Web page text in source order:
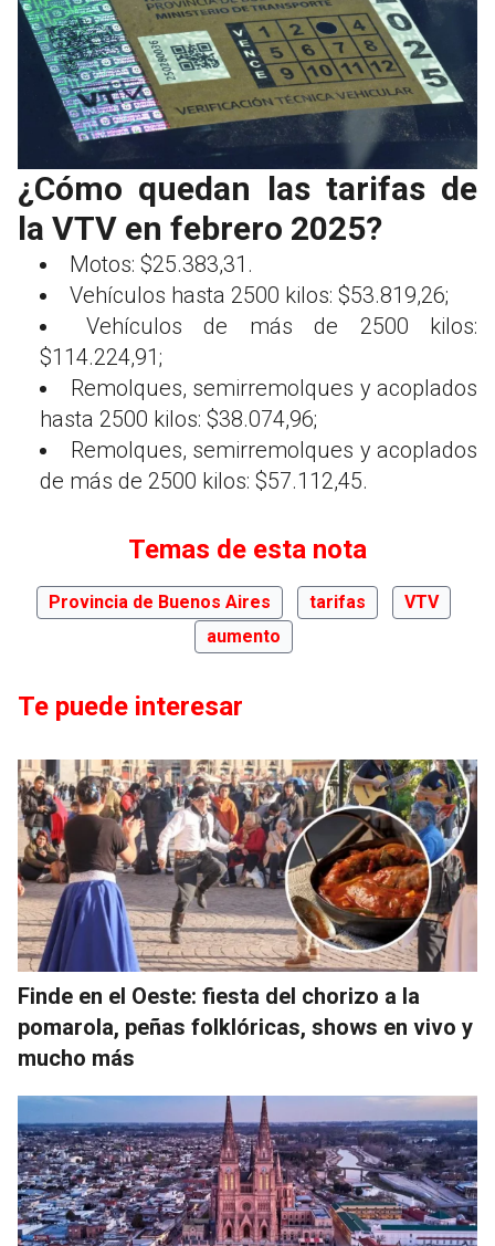
¿Cómo quedan las tarifas de
la VTV en febrero 2025?
Motos: $25.383,31.
Vehículos hasta 2500 kilos: $53.819,26;
Vehículos de más de 2500 kilos:
$114.224,91;
Remolques, semirremolques y acoplados
hasta 2500 kilos: $38.074,96;
Remolques, semirremolques y acoplados
de más de 2500 kilos: $57.112,45.
Temas de esta nota
Provincia de Buenos Aires tarifas
VTV
aumento
Te puede interesar
Finde en el Oeste: fiesta del chorizo a la
pomarola, peñas folklóricas, shows en vivo y
mucho más